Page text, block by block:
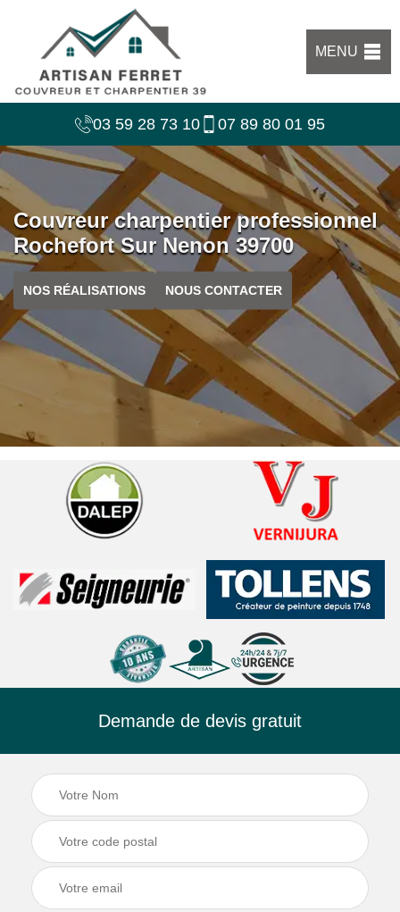
MENU
03 59 28 73 10 07 89 80 01 95
Couvreur charpentier professionnel
Rochefort Sur Nenon 39700
NOS RÉALISATIONS NOUS CONTACTER
Demande de devis gratuit